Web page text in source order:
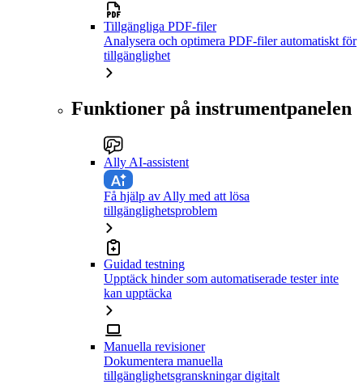
Tillgängliga PDF-filer
Analysera och optimera PDF-filer automatiskt för
tillgänglighet
Funktioner på instrumentpanelen
Ally AI-assistent
Få hjälp av Ally med att lösa
tillgänglighetsproblem
Guidad testning
Upptäck hinder som automatiserade tester inte
kan upptäcka
Manuella revisioner
Dokumentera manuella
tillgänglighetsgranskningar digitalt